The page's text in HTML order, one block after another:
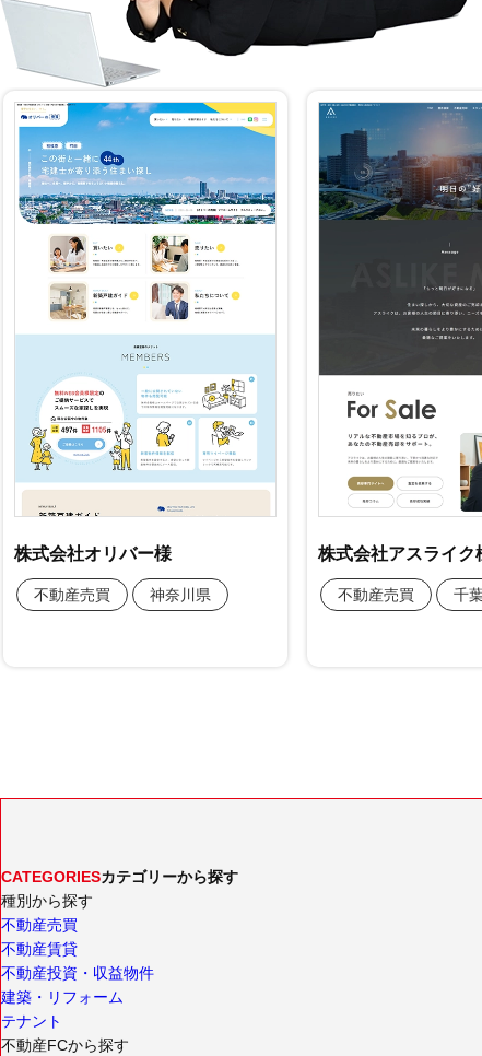
CATEGORIESカテゴリーから探す
種別から探す
不動産売買
不動産賃貸
不動産投資・収益物件
建築・リフォーム
テナント
不動産FCから探す